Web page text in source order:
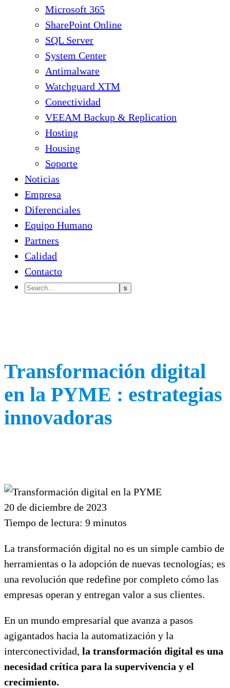
Microsoft 365
SharePoint Online
SQL Server
System Center
Antimalware
Watchguard XTM
Conectividad
VEEAM Backup & Replication
Hosting
Housing
Soporte
Noticias
Empresa
Diferenciales
Equipo Humano
Partners
Calidad
Contacto
Transformación digital
en la PYME : estrategias
innovadoras
20 de diciembre de 2023
Tiempo de lectura: 9 minutos
La transformación digital no es un simple cambio de
herramientas o la adopción de nuevas tecnologías; es
una revolución que redefine por completo cómo las
empresas operan y entregan valor a sus clientes.
En un mundo empresarial que avanza a pasos
agigantados hacia la automatización y la
interconectividad, la transformación digital es una
necesidad crítica para la supervivencia y el
crecimiento.